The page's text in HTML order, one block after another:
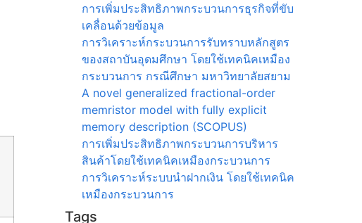
การเพิ่มประสิทธิภาพกระบวนการธุรกิจที่ขับ
เคลื่อนด้วยข้อมูล
การวิเคราะห์กระบวนการรับทราบหลักสูตร
ของสถาบันอุดมศึกษา โดยใช้เทคนิคเหมือง
กระบวนการ กรณีศึกษา มหาวิทยาลัยสยาม
A novel generalized fractional-order
memristor model with fully explicit
memory description (SCOPUS)
การเพิ่มประสิทธิภาพกระบวนการบริหาร
สินค้าโดยใช้เทคนิคเหมืองกระบวนการ
การวิเคราะห์ระบบนำฝากเงิน โดยใช้เทคนิค
เหมืองกระบวนการ
Tags